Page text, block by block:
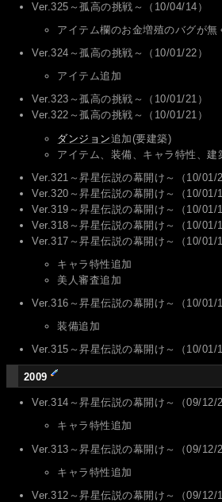
Ver.325～孤高の挑戦～（10/04/14）
アイテム欄のお金増殖のバグが無
Ver.324～孤高の挑戦～（10/01/22）
アイテム追加
Ver.323～孤高の挑戦～（10/01/21）
Ver.322～孤高の挑戦～（10/01/21）
ダンジョン追加(要建築)
アイテム、装備、キャラ特性、建
Ver.321～昇星伝説の幕開け～（10/01/
Ver.320～昇星伝説の幕開け～（10/01/
Ver.319～昇星伝説の幕開け～（10/01/
Ver.318～昇星伝説の幕開け～（10/01/
Ver.317～昇星伝説の幕開け～（10/01/
キャラ特性追加
美人審査追加
Ver.316～昇星伝説の幕開け～（10/01/
装備追加
Ver.315～昇星伝説の幕開け～（10/01/
2009
Ver.314～昇星伝説の幕開け～（09/12/
キャラ特性追加
Ver.313～昇星伝説の幕開け～（09/12/
キャラ特性追加
Ver.312～昇星伝説の幕開け～（09/12/